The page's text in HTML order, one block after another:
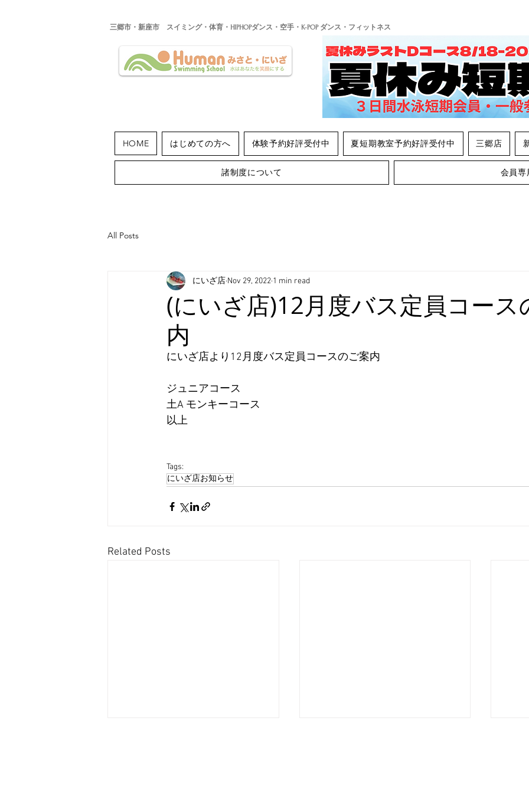
​三郷市・新座市 スイミング・体育・HIPHOPダンス・空手・K-POP ダンス・フィットネス
HOME はじめての方へ 体験予約好評受付中 夏短期教室予約好評受付中 三郷店
諸制度について 会員専
All Posts
(にいざ店)12月度バス定員コース
内
にいざ店 Nov 29, 2022 1 min read
にいざ店より12月度バス定員コースのご案内
ジュニアコース
土A モンキーコース
以上
Tags:
にいざ店お知らせ
Related Posts